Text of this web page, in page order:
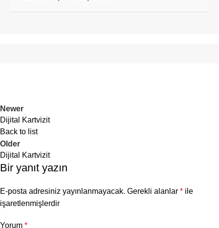
sahibinin bilgilerini kolayca
Newer
Dijital Kartvizit
Back to list
Older
Dijital Kartvizit
Bir yanıt yazın
E-posta adresiniz yayınlanmayacak. Gerekli alanlar * ile
işaretlenmişlerdir
Yorum *